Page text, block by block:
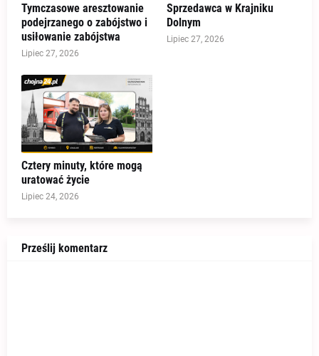
Tymczasowe aresztowanie
podejrzanego o zabójstwo i
usiłowanie zabójstwa
Lipiec 27, 2026
Sprzedawca w Krajniku
Dolnym
Lipiec 27, 2026
Cztery minuty, które mogą
uratować życie
Lipiec 24, 2026
Prześlij komentarz